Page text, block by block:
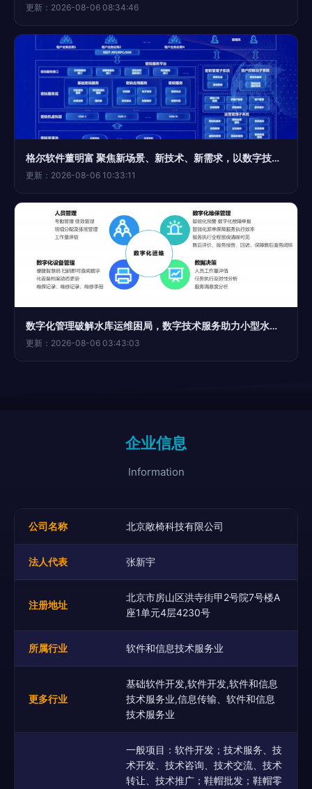
更新：2026-08-06 08:34:46
格尔软件董明富 聚焦新场景、新技术、新需求，以数字技术构建用户密码安全底座
更新：2026-08-06 10:33:11
数字化管理破解水库运维困局，数字技术服务助力小型水库安全运行
更新：2026-08-06 03:43:03
企业信息
Information
公司名称 北京敞椅科技有限公司
法人代表 张新宇
注册地址
北京市房山区洪寺街甲2号院7号楼A
座1单元4层4230号
所属行业 软件和信息技术服务业
更多行业
基础软件开发,软件开发,软件和信息
技术服务业,信息传输、软件和信息
技术服务业
一般项目：软件开发；技术服务、技
术开发、技术咨询、技术交流、技术
转让、技术推广；鞋帽批发；鞋帽零